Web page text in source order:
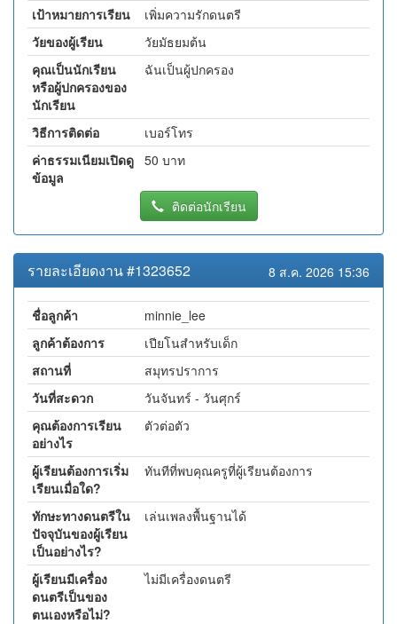
เป้าหมายการเรียน
เพิ่มความรักดนตรี
วัยของผู้เรียน
วัยมัธยมต้น
คุณเป็นนักเรียน
หรือผู้ปกครองของ
นักเรียน
ฉันเป็นผู้ปกครอง
วิธีการติดต่อ
เบอร์โทร
ค่าธรรมเนียมเปิดดู
ข้อมูล
50 บาท
ติดต่อนักเรียน
8 ส.ค. 2026 15:36
รายละเอียดงาน #1323652
ชื่อลูกค้า
minnie_lee
ลูกค้าต้องการ
เปียโนสำหรับเด็ก
สถานที่
สมุทรปราการ
วันที่สะดวก
วันจันทร์ - วันศุกร์
คุณต้องการเรียน
อย่างไร
ตัวต่อตัว
ผู้เรียนต้องการเริ่ม
เรียนเมื่อใด?
ทันทีที่พบคุณครูที่ผู้เรียนต้องการ
ทักษะทางดนตรีใน
ปัจจุบันของผู้เรียน
เป็นอย่างไร?
เล่นเพลงพื้นฐานได้
ผู้เรียนมีเครื่อง
ดนตรีเป็นของ
ตนเองหรือไม่?
ไม่มีเครื่องดนตรี